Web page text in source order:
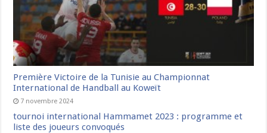
Première Victoire de la Tunisie au Championnat
International de Handball au Koweït
7 novembre 2024
tournoi international Hammamet 2023 : programme et
liste des joueurs convoqués